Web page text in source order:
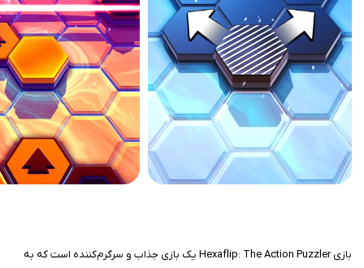
بازی Hexaflip: The Action Puzzler یک بازی جذاب و سرگرم‌کننده است که به